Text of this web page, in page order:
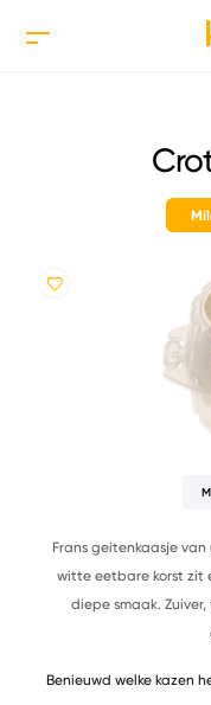
Frans geitenkaasje
witte eetbare korst zit
diepe smaak.
Benieuwd welke kazen